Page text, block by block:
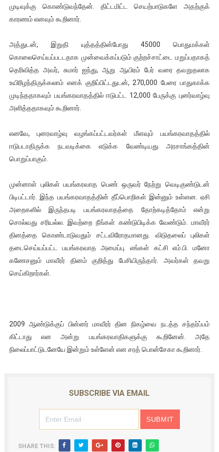
முடிவுக்கு கொண்டுவந்தேன். திட்டமிட்ட செயற்பாடுகளே அதற்குக்
காரணம் எனவும் கூறினார்.
அத்துடன், இறுதி யுத்தத்தின்போது 45000 பொதுமக்கள்
கொலைசெய்யப்படடதாக முன்வைக்கப்படும் குற்றச்சாட்டை மறுப்பதாகத்
தெரிவித்த அவர், சுமார் ஐந்து, ஆறு ஆயிரம் பேர் வரை தவறுதலாக
உயிரிழந்திருக்கலாம் எனக் குறிப்பிட்டதுடன், 270,000 பேரை பாதுகாக்க
முடிந்ததாகவும் பயங்கரவாதத்தில் ஈடுபட்ட 12,000 பேருக்கு புனர்வாழ்வு
அளித்ததாகவும் கூறினார்.
எனவே, புனரவாழ்வு வழங்கப்பட்டவர்கள் மீளவும் பயங்கரவாதத்தில்
ஈடுபடாதிருக்க நடவடிக்கை எடுக்க வேண்டியது அரசாங்கத்தின்
பொறுப்பாகும்.
முன்னாள் புலிகள் பயங்கரவாத பெண் ஒருவர் நேற்று வெடிகுண்டுடன்
பிடிபட்டார். இந்த பயங்கரவாதத்தின் தீப்பொறிகள் இன்னும் உள்ளன. ஏசி
அறைகளில் இருந்தபடி பயங்கரவாதத்தை தோற்கடித்தோம் என்று
சொல்வது சரியல்ல. இவற்றை நீங்கள் கண்டுபிடிக்க வேண்டும். மாவீரர்
தினத்தை கொண்டாடுவதும் சட்டவிரோதமானது. விடுதலைப் புலிகள்
தடைசெய்யப்பட்ட பயங்கரவாத அமைப்பு. எங்கள் கட்சி எம்.பி. மனோ
கணேசனும் மாவீரர் தினம் குறித்து பேசியிருந்தார். அவர்கள் தவறு
செய்கிறார்கள்.
2009 ஆண்டுக்குப் பின்னர் மாவீரர் தின நிகழ்வை நடத்த சந்தர்ப்பம்
கிட்டாது என அன்று பயங்கரவாதிகளுக்கு கூறினேன். அதே
நிலைப்பாட்டுடனேயே இன்றும் உள்ளேன் என சரத் பொன்சேகா கூறினார்.
SUBSCRIBE VIA EMAIL
SHARE THIS: